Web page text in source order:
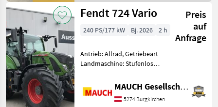
/ Fendt
Fendt 724 Vario
Preis
auf
Anfrage
240 PS/177 kW Bj. 2026 2 h
Antrieb: Allrad, Getriebeart
Landmaschine: Stufenloses
Zapfwellendrehzahl:
540/540E/1000,
Höchstgeschwindigkeit in
MAUCH Gesellschaft m.b.H. & Co.KG
5274 Burgkirchen